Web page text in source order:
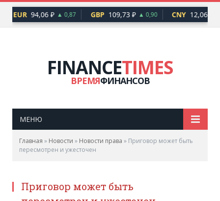
EUR 94,06 ₽ ▲ 0,87 GBP 109,73 ₽ ▲ 0,90 CNY 12,06 ₽
FINANCETIMES
ВРЕМЯФИНАНСОВ
МЕНЮ
Главная » Новости » Новости права » Приговор может быть
пересмотрен и ужесточен
Приговор может быть